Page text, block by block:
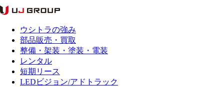
ウシトラの強み
部品販売・買取
整備・架装・塗装・電装
レンタル
短期リース
LEDビジョン/アドトラック